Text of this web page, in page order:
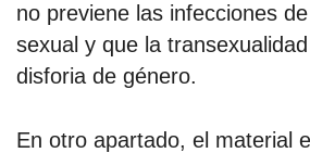
no previene las infecciones
sexual y que la
disforia de género.
En otro apartado, el material